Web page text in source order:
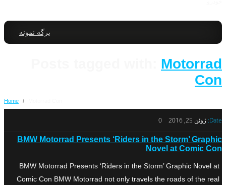
برگه نمونه
Motorrad
Con
Home /
Date: ژوئن 25, 2016 0
BMW Motorrad Presents ‘Riders in the Storm’ Graphic
Novel at Comic Con
BMW Motorrad Presents ‘Riders in the Storm’ Graphic Novel at
Comic Con BMW Motorrad not only travels the roads of the real